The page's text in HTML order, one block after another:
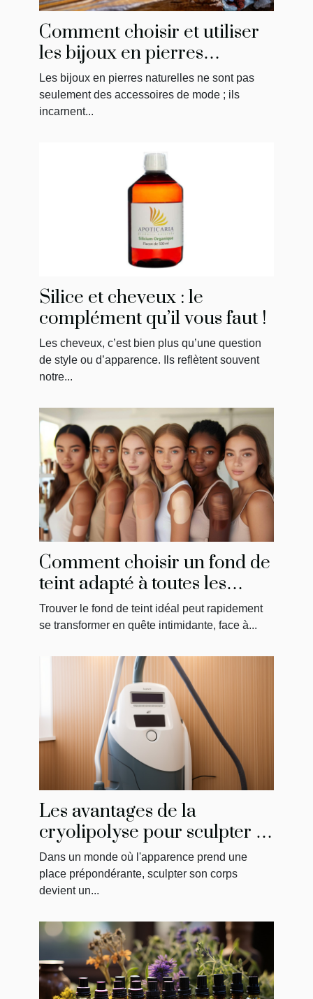
Comment choisir et utiliser
les bijoux en pierres
naturelles pour le bien-être
Les bijoux en pierres naturelles ne sont pas
seulement des accessoires de mode ; ils
incarnent...
Silice et cheveux : le
complément qu’il vous faut !
Les cheveux, c’est bien plus qu’une question
de style ou d’apparence. Ils reflètent souvent
notre...
Comment choisir un fond de
teint adapté à toutes les
carnations
Trouver le fond de teint idéal peut rapidement
se transformer en quête intimidante, face à...
Les avantages de la
cryolipolyse pour sculpter le
corps
Dans un monde où l'apparence prend une
place prépondérante, sculpter son corps
devient un...